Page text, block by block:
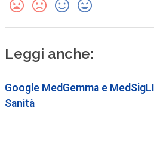
Leggi anche:
Google MedGemma e
Sanità